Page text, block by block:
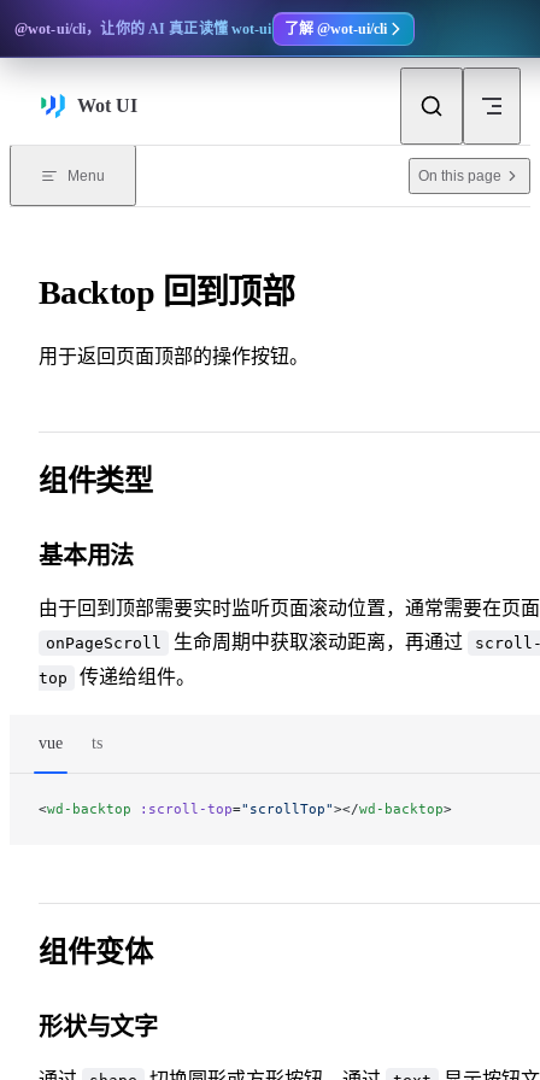
@wot-ui/cli，让你的 AI 真正读懂 wot-ui 了解 @wot-ui/cli
Skip to content
Wot UI
Menu On this page
Backtop 回到顶部
用于返回页面顶部的操作按钮。
组件类型
基本用法
由于回到顶部需要实时监听页面滚动位置，通常需要在页
onPageScroll 生命周期中获取滚动距离，再通过
top
传递给组件。
vue ts
<wd-backtop :scroll-top="scrollTop"></wd-backtop>
组件变体
形状与文字